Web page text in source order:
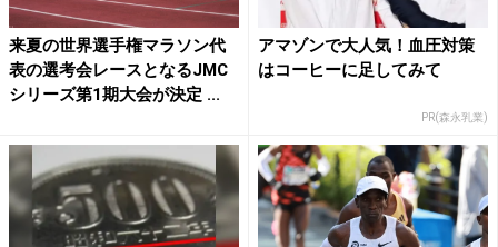
来夏の世界選手権マラソン代
表の選考会レースとなるJMC
シリーズ第1期大会が決定 ...
アマゾンで大人気！血圧対策
はコーヒーに足してみて
PR(森永乳業)